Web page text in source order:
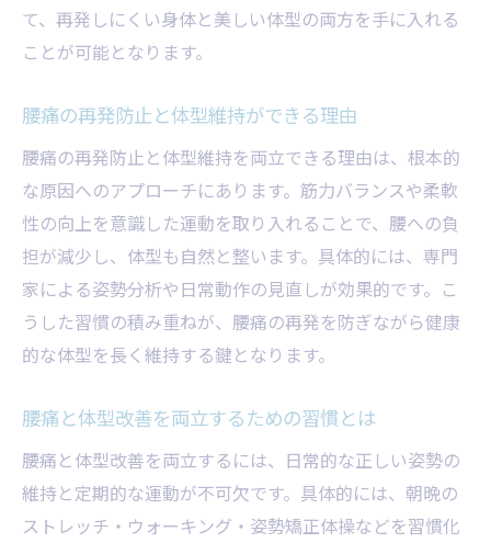
て、再発しにくい身体と美しい体型の両方を手に入れる
ことが可能となります。
腰痛の再発防止と体型維持ができる理由
腰痛の再発防止と体型維持を両立できる理由は、根本的
な原因へのアプローチにあります。筋力バランスや柔軟
性の向上を意識した運動を取り入れることで、腰への負
担が減少し、体型も自然と整います。具体的には、専門
家による姿勢分析や日常動作の見直しが効果的です。こ
うした習慣の積み重ねが、腰痛の再発を防ぎながら健康
的な体型を長く維持する鍵となります。
腰痛と体型改善を両立するための習慣とは
腰痛と体型改善を両立するには、日常的な正しい姿勢の
維持と定期的な運動が不可欠です。具体的には、朝晩の
ストレッチ・ウォーキング・姿勢矯正体操などを習慣化